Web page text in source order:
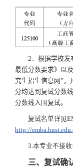
2．根据学校发
最低分数要求》以
究生招生信息网”，
分均达到复试分数
分数线入围复试。
复试名单详见
http://
3.本专业不接收
三、复试确